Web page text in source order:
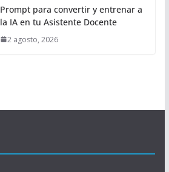
Prompt para convertir y entrenar a
la IA en tu Asistente Docente
2 agosto, 2026